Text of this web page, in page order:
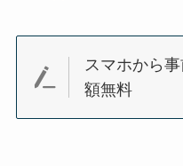
スマホから
額無料